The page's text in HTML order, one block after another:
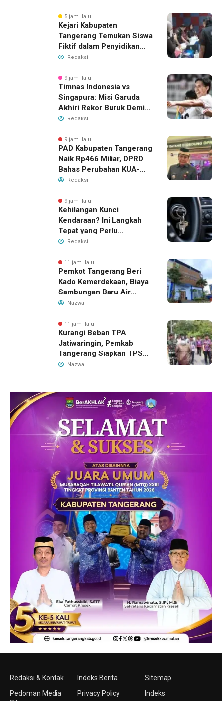
5 jam lalu
Kejari Kabupaten
Tangerang Temukan Siswa
Fiktif dalam Penyidikan
Dana BOP PKBM
Redaksi
9 jam lalu
Timnas Indonesia vs
Singapura: Misi Garuda
Akhiri Rekor Buruk Demi
Tiket Semifinal Piala AFF
Redaksi
9 jam lalu
PAD Kabupaten Tangerang
Naik Rp466 Miliar, DPRD
Bahas Perubahan KUA-
PPAS 2026
Redaksi
9 jam lalu
Kehilangan Kunci
Kendaraan? Ini Langkah
Tepat yang Perlu
Dilakukan
Redaksi
11 jam lalu
Pemkot Tangerang Beri
Kado Kemerdekaan, Biaya
Sambungan Baru Air
Bersih Dipangkas Jadi
Nazwa
11 jam lalu
Kurangi Beban TPA
Jatiwaringin, Pemkab
Tangerang Siapkan TPS3R
Baru di Tigaraksa
Nazwa
Redaksi & Kontak
Pedoman Media
Indeks Berita
Privacy Policy
Sitemap
Indeks